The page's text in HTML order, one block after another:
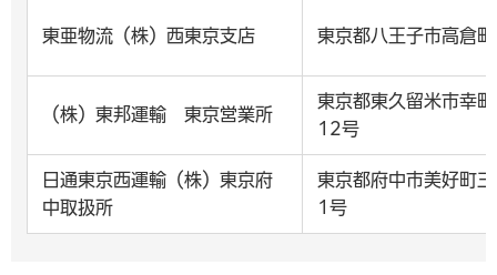
東亜物流（株）西東京支店 東京都八王子市高倉
（株）東邦運輸 東京営業所
東京都東久留米市幸
12号
日通東京西運輸（株）東京府
中取扱所
東京都府中市美好町
1号